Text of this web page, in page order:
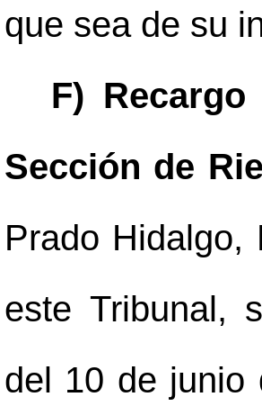
que sea de su
F)
Sección de
Prado
este Tribunal,
del 10 de junio